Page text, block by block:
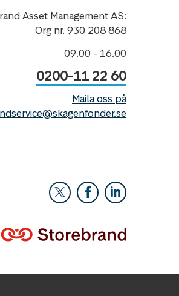
Asset Management AS:
Org nr. 930 208 868
09.00 - 16.00
0200-11 22 60
Maila oss på